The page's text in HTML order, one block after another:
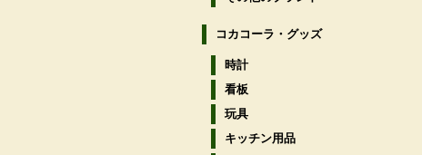
コカコーラ・グッズ
時計
看板
玩具
キッチン用品